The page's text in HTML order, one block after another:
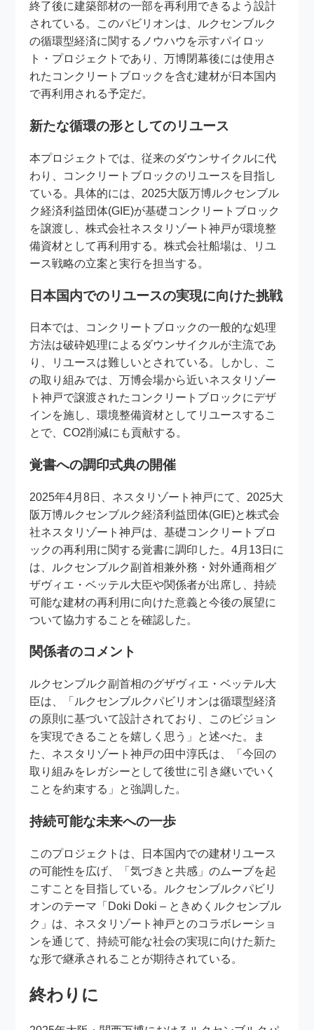
終了後に建築部材の一部を再利用できるよう設計
されている。このパビリオンは、ルクセンブルク
の循環型経済に関するノウハウを示すパイロッ
ト・プロジェクトであり、万博閉幕後には使用さ
れたコンクリートブロックを含む建材が日本国内
で再利用される予定だ。
新たな循環の形としてのリユース
本プロジェクトでは、従来のダウンサイクルに代
わり、コンクリートブロックのリユースを目指し
ている。具体的には、2025大阪万博ルクセンブル
ク経済利益団体(GIE)が基礎コンクリートブロック
を譲渡し、株式会社ネスタリゾート神戸が環境整
備資材として再利用する。株式会社船場は、リユ
ース戦略の立案と実行を担当する。
日本国内でのリユースの実現に向けた挑戦
日本では、コンクリートブロックの一般的な処理
方法は破砕処理によるダウンサイクルが主流であ
り、リユースは難しいとされている。しかし、こ
の取り組みでは、万博会場から近いネスタリゾー
ト神戸で譲渡されたコンクリートブロックにデザ
インを施し、環境整備資材としてリユースするこ
とで、CO2削減にも貢献する。
覚書への調印式典の開催
2025年4月8日、ネスタリゾート神戸にて、2025大
阪万博ルクセンブルク経済利益団体(GIE)と株式会
社ネスタリゾート神戸は、基礎コンクリートブロ
ックの再利用に関する覚書に調印した。4月13日に
は、ルクセンブルク副首相兼外務・対外通商相グ
ザヴィエ・ベッテル大臣や関係者が出席し、持続
可能な建材の再利用に向けた意義と今後の展望に
ついて協力することを確認した。
関係者のコメント
ルクセンブルク副首相のグザヴィエ・ベッテル大
臣は、「ルクセンブルクパビリオンは循環型経済
の原則に基づいて設計されており、このビジョン
を実現できることを嬉しく思う」と述べた。ま
た、ネスタリゾート神戸の田中淳氏は、「今回の
取り組みをレガシーとして後世に引き継いでいく
ことを約束する」と強調した。
持続可能な未来への一歩
このプロジェクトは、日本国内での建材リユース
の可能性を広げ、「気づきと共感」のムーブを起
こすことを目指している。ルクセンブルクパビリ
オンのテーマ「Doki Doki – ときめくルクセンブル
ク」は、ネスタリゾート神戸とのコラボレーショ
ンを通じて、持続可能な社会の実現に向けた新た
な形で継承されることが期待されている。
終わりに